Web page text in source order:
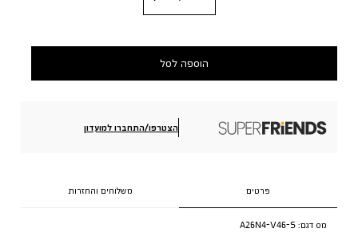
הוספה לסל
הצטרפו/התחברו למועדון
פרטים משלוחים והחזרות
מס דגם: A26N4-V46-S